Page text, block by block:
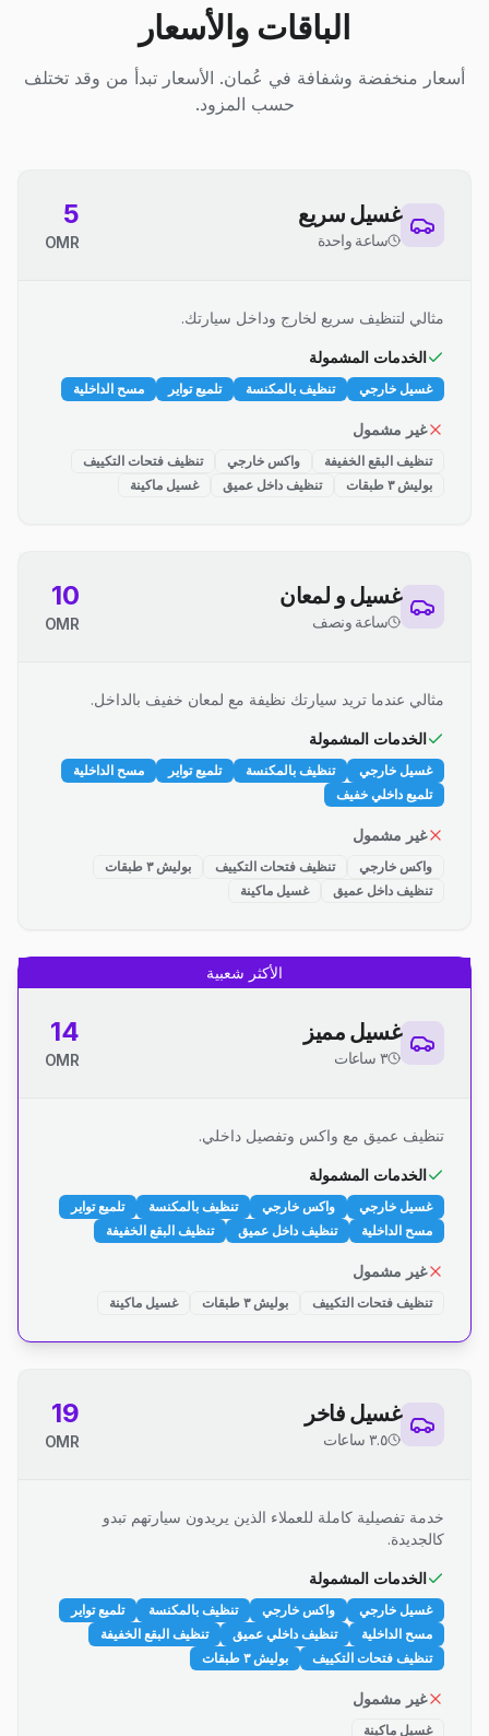
الباقات والأسعار
أسعار منخفضة وشفافة في عُمان. الأسعار تبدأ من وقد تختلف
حسب المزود.
غسيل سريع
ساعة واحدة
5
OMR
مثالي لتنظيف سريع لخارج وداخل سيارتك.
الخدمات المشمولة
غسيل خارجي تنظيف بالمكنسة تلميع تواير مسح الداخلية
غير مشمول
تنظيف البقع الخفيفة واكس خارجي
تنظيف فتحات التكييف
بوليش ٣ طبقات
تنظيف داخل عميق غسيل ماكينة
غسيل و لمعان
ساعة ونصف
10
OMR
مثالي عندما تريد سيارتك نظيفة مع لمعان خفيف بالداخل.
الخدمات المشمولة
غسيل خارجي تنظيف بالمكنسة تلميع تواير
مسح الداخلية
تلميع داخلي خفيف
غير مشمول
واكس خارجي تنظيف فتحات التكييف
بوليش ٣ طبقات
تنظيف داخل عميق
غسيل ماكينة
الأكثر شعبية
غسيل مميز
٣ ساعات
14
OMR
تنظيف عميق مع واكس وتفصيل داخلي.
الخدمات المشمولة
غسيل خارجي واكس خارجي تنظيف بالمكنسة
تلميع تواير
مسح الداخلية
تنظيف داخل عميق تنظيف البقع الخفيفة
غير مشمول
تنظيف فتحات التكييف بوليش ٣ طبقات غسيل ماكينة
غسيل فاخر
٣.٥ ساعات
19
OMR
خدمة تفصيلية كاملة للعملاء الذين يريدون سيارتهم تبدو
كالجديدة.
الخدمات المشمولة
غسيل خارجي واكس خارجي تنظيف بالمكنسة
تلميع تواير
مسح الداخلية
تنظيف داخلي عميق
تنظيف البقع الخفيفة
تنظيف فتحات التكييف
بوليش ٣ طبقات
غير مشمول
غسيل ماكينة